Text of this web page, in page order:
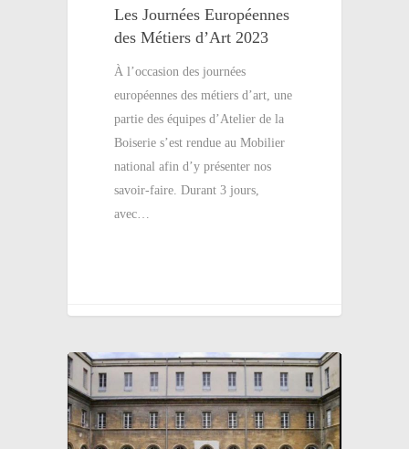
Les Journées Européennes
des Métiers d’Art 2023
À l’occasion des journées
européennes des métiers d’art, une
partie des équipes d’Atelier de la
Boiserie s’est rendue au Mobilier
national afin d’y présenter nos
savoir-faire. Durant 3 jours,
avec…